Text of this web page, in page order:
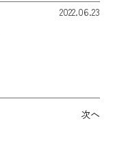
2022.06.23
次へ